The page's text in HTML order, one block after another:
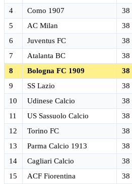
4
Como 1907 38
5
AC Milan 38
6
Juventus FC 38
7
Atalanta BC 38
8
Bologna FC 1909 38
9
SS Lazio 38
10
Udinese Calcio 38
11
US Sassuolo Calcio 38
12
Torino FC 38
13
Parma Calcio 1913 38
14
Cagliari Calcio 38
15
ACF Fiorentina 38